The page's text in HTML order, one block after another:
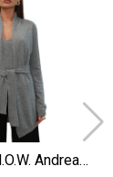
Кардиган N.O.W. Andrea Rosati Cashmere E2758